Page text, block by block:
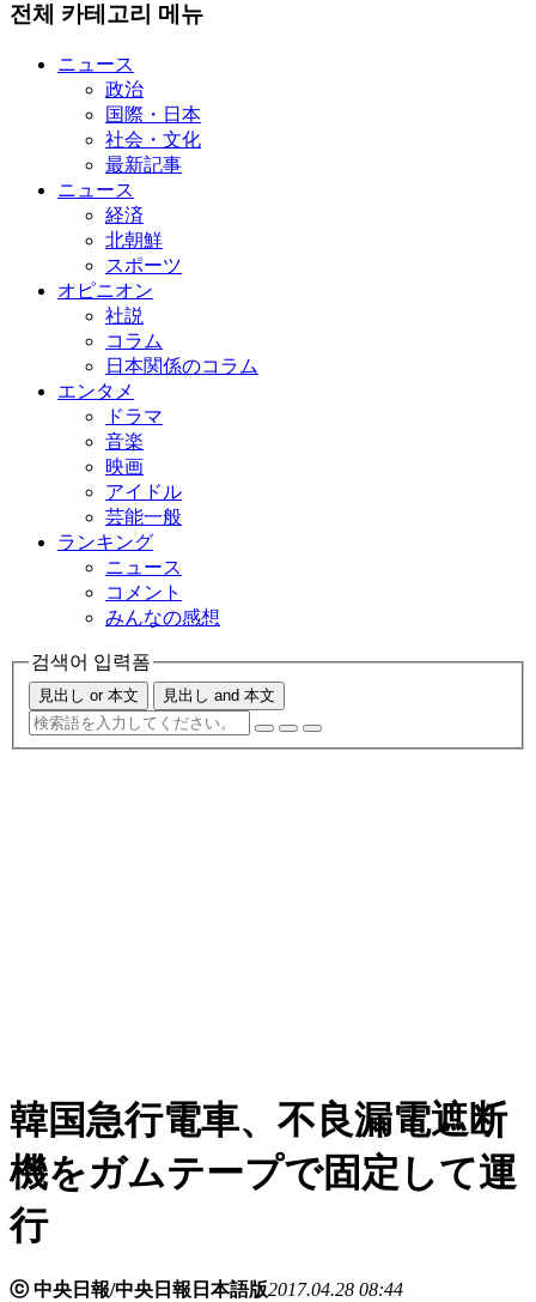
전체 카테고리 메뉴
ニュース
政治
国際・日本
社会・文化
最新記事
ニュース
経済
北朝鮮
スポーツ
オピニオン
社説
コラム
日本関係のコラム
エンタメ
ドラマ
音楽
映画
アイドル
芸能一般
ランキング
ニュース
コメント
みんなの感想
검색어 입력폼
見出し or 本文 見出し and 本文
韓国急行電車、不良漏電遮断
機をガムテープで固定して運
行
ⓒ 中央日報/中央日報日本語版2017.04.28 08:44